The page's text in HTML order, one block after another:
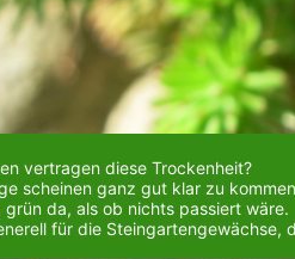
vertragen diese Trockenheit?
scheinen ganz gut klar zu
da, als ob nichts passiert wäre.
für die Steingartengewächse,